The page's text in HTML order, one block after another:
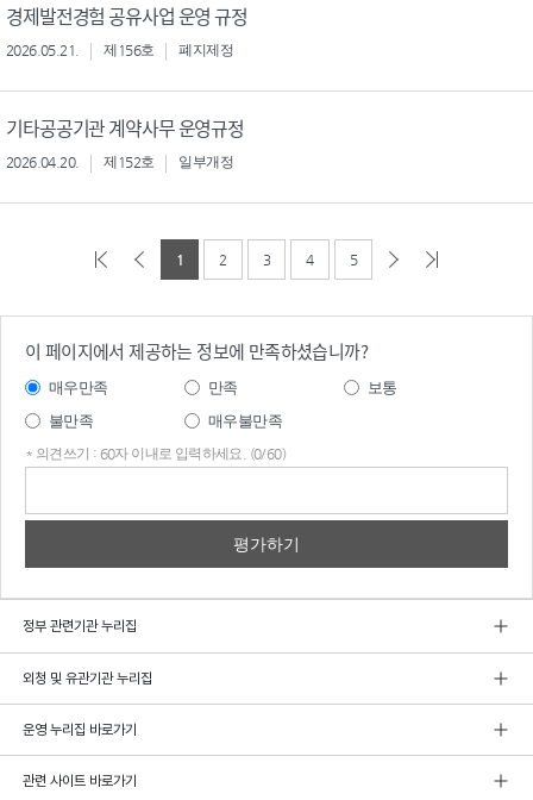
경제발전경험 공유사업 운영 규정
2026.05.21. 제156호 폐지제정
기타공공기관 계약사무 운영규정
2026.04.20. 제152호 일부개정
1 2 3 4 5
이 페이지에서 제공하는 정보에 만족하셨습니까?
매우만족 만족
보통
불만족
매우불만족
* 의견쓰기 : 60자 이내로 입력하세요. (0/60)
정부 관련기관 누리집
외청 및 유관기관 누리집
운영 누리집 바로가기
관련 사이트 바로가기